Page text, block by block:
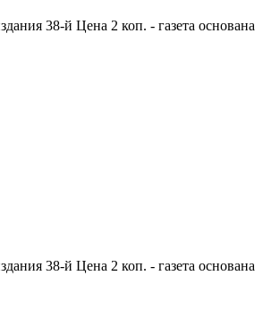
38-й Цена 2 коп. - газета основана
38-й Цена 2 коп. - газета основана